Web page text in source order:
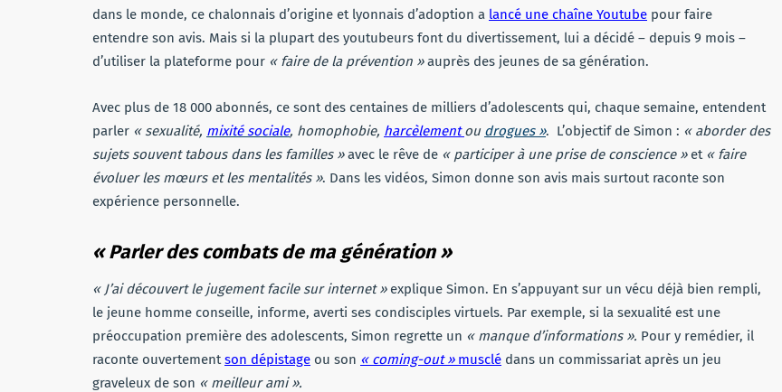
dans le monde, ce chalonnais d’origine et lyonnais d’adoption a lancé une chaîne Youtube pour faire
entendre son avis. Mais si la plupart des youtubeurs font du divertissement, lui a décidé – depuis 9 mois –
d’utiliser la plateforme pour « faire de la prévention »auprès des jeunes de sa génération.
Avec plus de 18 000 abonnés, ce sont des centaines de milliers d’adolescents qui, chaque semaine, entendent
parler « sexualité, mixité sociale, homophobie, harcèlementou drogues ». L’objectif de Simon : « aborder des
sujets souvent tabous dans les familles »avec le rêve de « participer à une prise de conscience »et « faire
évoluer les mœurs et les mentalités ». Dans les vidéos, Simon donne son avis mais surtout raconte son
expérience personnelle.
« Parler des combats de ma génération »
« J’ai découvert le jugement facile sur internet »explique Simon. En s’appuyant sur un vécu déjà bien rempli,
le jeune homme conseille, informe, averti ses condisciples virtuels. Par exemple, si la sexualité est une
préoccupation première des adolescents, Simon regrette un « manque d’informations ». Pour y remédier, il
raconte ouvertementson dépistage ou son « coming-out »musclé dans un commissariat après un jeu
graveleux de son « meilleur ami ».